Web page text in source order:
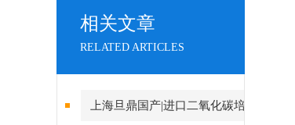
相关文章
RELATED ARTICLES
上海旦鼎国产|进口二氧化碳培